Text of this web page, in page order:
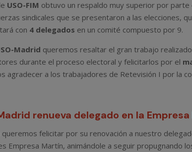
USO-FIM obtuvo un respaldo muy superior por
sindicales que se presentaron a las elecciones,
con 4 delegados en un comité compuesto por 9.
Madrid queremos resaltar el gran trabajo
durante el proceso electoral y felicitarlos por el
agradecer a los trabajadores de Retevisión I por la
renueva delegado en la
queremos felicitar por su renovación a nuestro
Empresa Martín, animándole a seguir propugnando